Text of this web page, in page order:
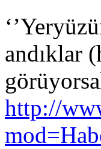
andıklar
http://